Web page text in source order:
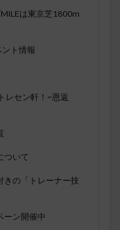
は東京芝1800m
ト情報
レセン軒！~恩返
ついて
きの「トレーナー技
ーン開催中